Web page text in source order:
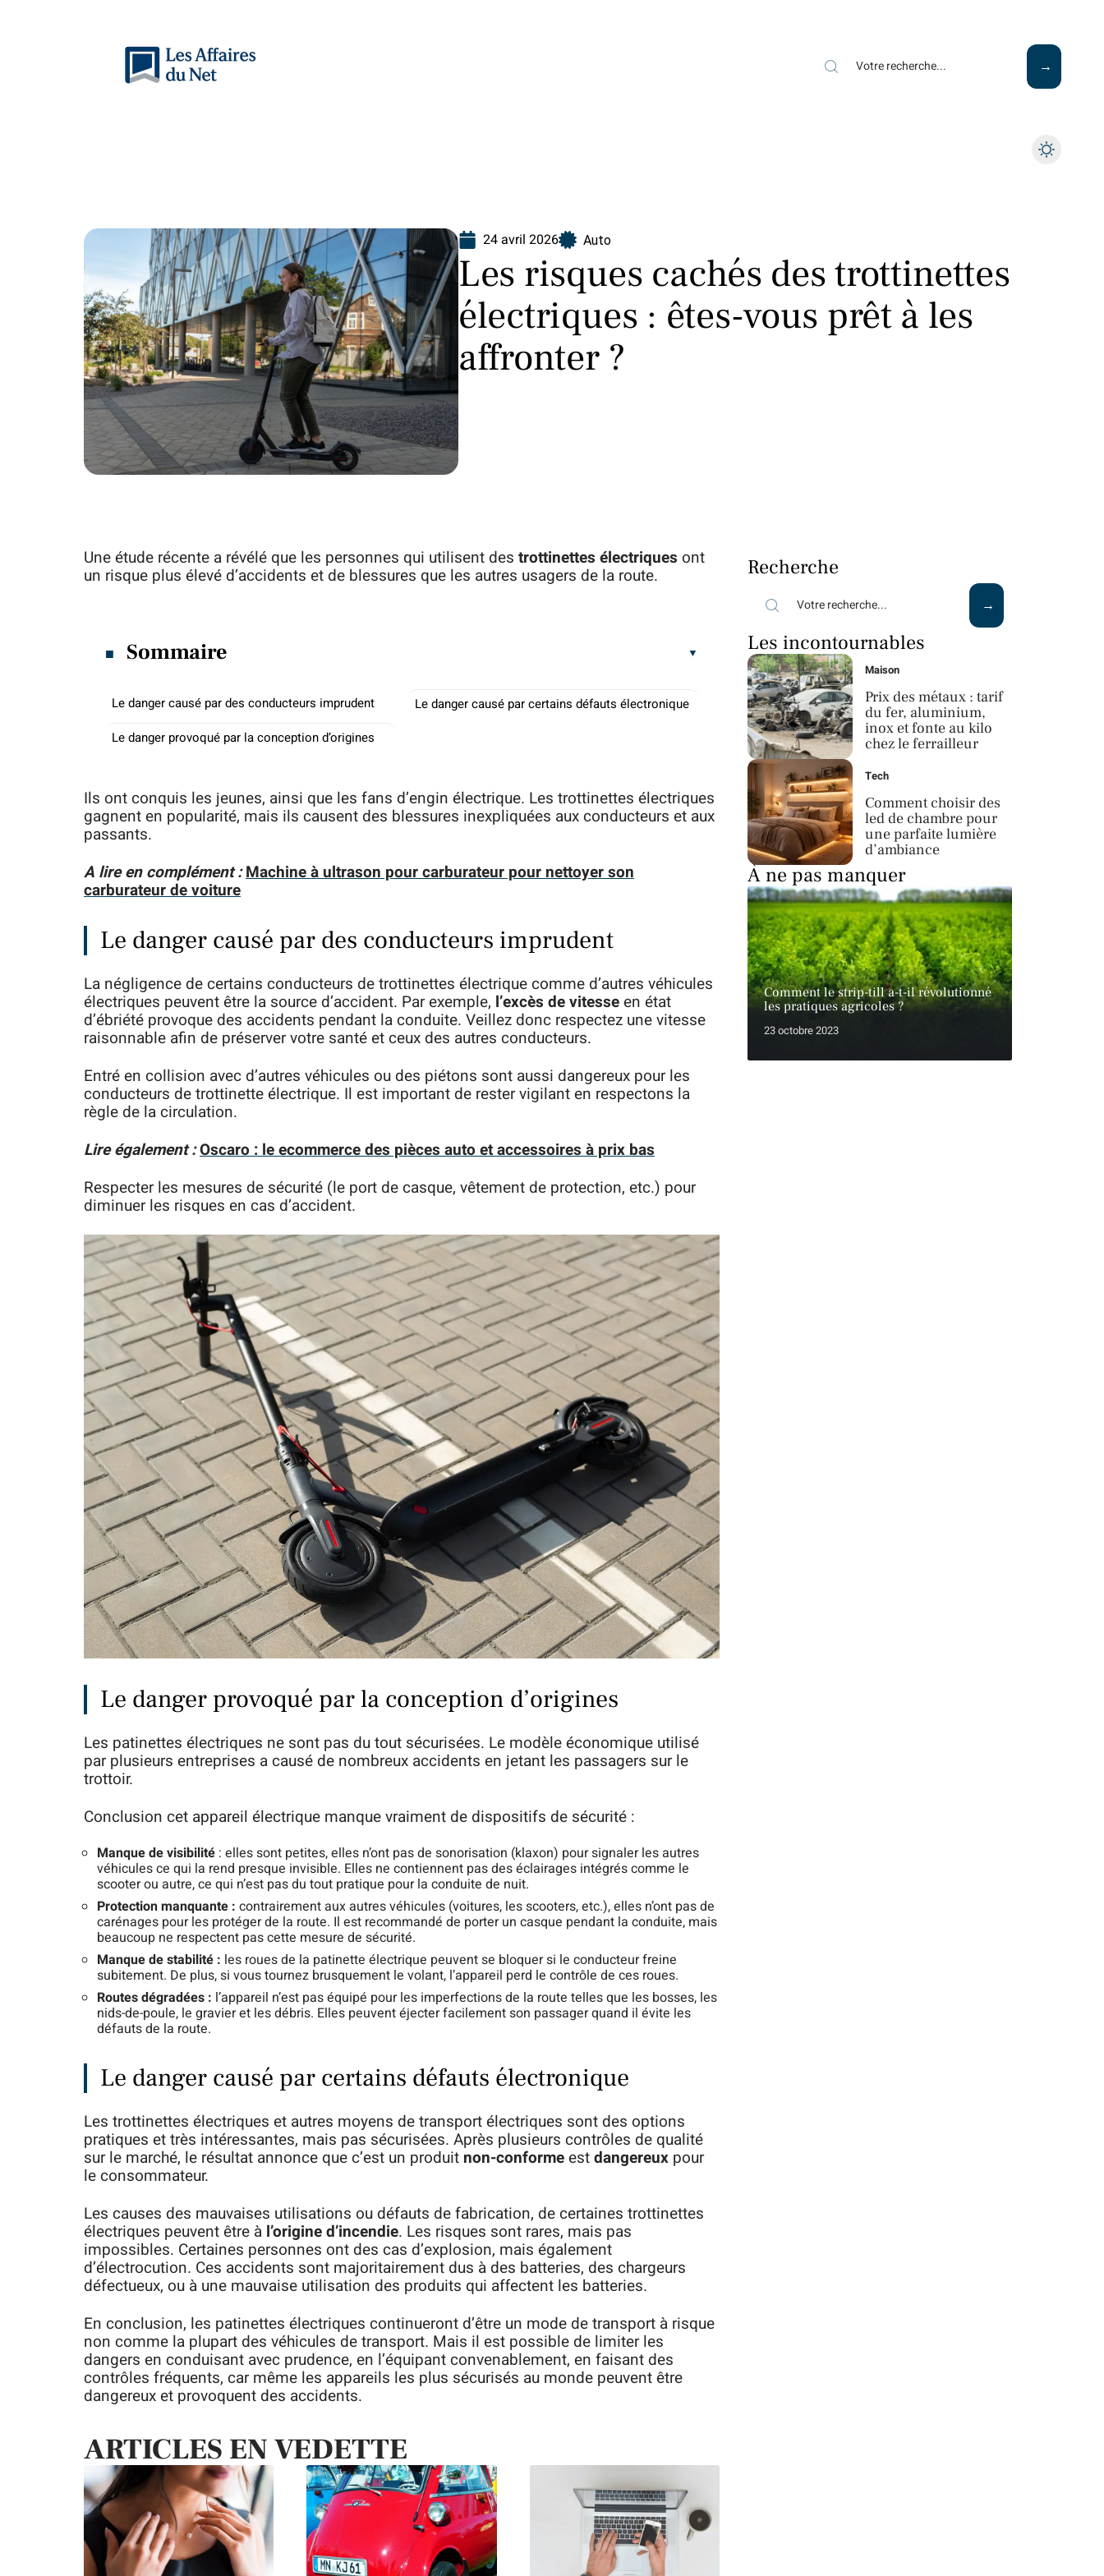
24 avril 2026 Auto
Les risques cachés des trottinettes
électriques : êtes-vous prêt à les
affronter ?
Une étude récente a révélé que les personnes qui utilisent des trottinettes électriques ont
un risque plus élevé d’accidents et de blessures que les autres usagers de la route.
Sommaire
Le danger causé par des conducteurs imprudent
Le danger provoqué par la conception d’origines
Le danger causé par certains défauts électronique
Ils ont conquis les jeunes, ainsi que les fans d’engin électrique. Les trottinettes électriques
gagnent en popularité, mais ils causent des blessures inexpliquées aux conducteurs et aux
passants.
A lire en complément :Machine à ultrason pour carburateur pour nettoyer son
carburateur de voiture
Le danger causé par des conducteurs imprudent
La négligence de certains conducteurs de trottinettes électrique comme d’autres véhicules
électriques peuvent être la source d’accident. Par exemple, l’excès de vitesseen état
d’ébriété provoque des accidents pendant la conduite. Veillez donc respectez une vitesse
raisonnable afin de préserver votre santé et ceux des autres conducteurs.
Entré en collision avec d’autres véhicules ou des piétons sont aussi dangereux pour les
conducteurs de trottinette électrique. Il est important de rester vigilant en respectons la
règle de la circulation.
Lire également :Oscaro : le ecommerce des pièces auto et accessoires à prix bas
Respecter les mesures de sécurité (le port de casque, vêtement de protection, etc.) pour
diminuer les risques en cas d’accident.
Le danger provoqué par la conception d’origines
Les patinettes électriques ne sont pas du tout sécurisées. Le modèle économique utilisé
par plusieurs entreprises a causé de nombreux accidents en jetant les passagers sur le
trottoir.
Conclusion cet appareil électrique manque vraiment de dispositifs de sécurité :
Manque de visibilité : elles sont petites, elles n’ont pas de sonorisation (klaxon) pour signaler les autres
véhicules ce qui la rend presque invisible. Elles ne contiennent pas des éclairages intégrés comme le
scooter ou autre, ce qui n’est pas du tout pratique pour la conduite de nuit.
Protection manquante : contrairement aux autres véhicules (voitures, les scooters, etc.), elles n’ont pas de
carénages pour les protéger de la route. Il est recommandé de porter un casque pendant la conduite, mais
beaucoup ne respectent pas cette mesure de sécurité.
Manque de stabilité : les roues de la patinette électrique peuvent se bloquer si le conducteur freine
subitement. De plus, si vous tournez brusquement le volant, l’appareil perd le contrôle de ces roues.
Routes dégradées : l’appareil n’est pas équipé pour les imperfections de la route telles que les bosses, les
nids-de-poule, le gravier et les débris. Elles peuvent éjecter facilement son passager quand il évite les
défauts de la route.
Le danger causé par certains défauts électronique
Les trottinettes électriques et autres moyens de transport électriques sont des options
pratiques et très intéressantes, mais pas sécurisées. Après plusieurs contrôles de qualité
sur le marché, le résultat annonce que c’est un produit non-conformeestdangereux pour
le consommateur.
Les causes des mauvaises utilisations ou défauts de fabrication, de certaines trottinettes
électriques peuvent être à l’origine d’incendie. Les risques sont rares, mais pas
impossibles. Certaines personnes ont des cas d’explosion, mais également
d’électrocution. Ces accidents sont majoritairement dus à des batteries, des chargeurs
défectueux, ou à une mauvaise utilisation des produits qui affectent les batteries.
En conclusion, les patinettes électriques continueront d’être un mode de transport à risque
non comme la plupart des véhicules de transport. Mais il est possible de limiter les
dangers en conduisant avec prudence, en l’équipant convenablement, en faisant des
contrôles fréquents, car même les appareils les plus sécurisés au monde peuvent être
dangereux et provoquent des accidents.
ARTICLES EN VEDETTE
Recherche
Les incontournables
Maison
Prix des métaux : tarif
du fer, aluminium,
inox et fonte au kilo
chez le ferrailleur
Tech
Comment choisir des
led de chambre pour
une parfaite lumière
d’ambiance
À ne pas manquer
Comment le strip-till a-t-il révolutionné
les pratiques agricoles ?
23 octobre 2023